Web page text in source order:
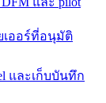
เออร์ที่อนุมัติ
และเก็บบันทึก